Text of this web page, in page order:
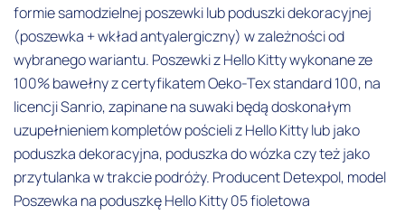
formie samodzielnej poszewki lub poduszki dekoracyjnej
(poszewka + wkład antyalergiczny) w zależności od
wybranego wariantu. Poszewki z Hello Kitty wykonane ze
100% bawełny z certyfikatem Oeko-Tex standard 100, na
licencji Sanrio, zapinane na suwaki będą doskonałym
uzupełnieniem kompletów pościeli z Hello Kitty lub jako
poduszka dekoracyjna, poduszka do wózka czy też jako
przytulanka w trakcie podróży. Producent Detexpol, model
Poszewka na poduszkę Hello Kitty 05 fioletowa